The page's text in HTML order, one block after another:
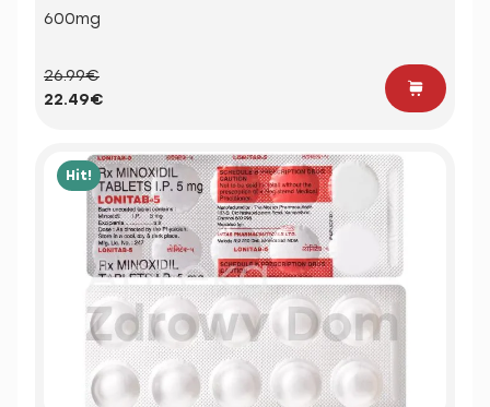
600mg
26.99€
22.49€
Hit!